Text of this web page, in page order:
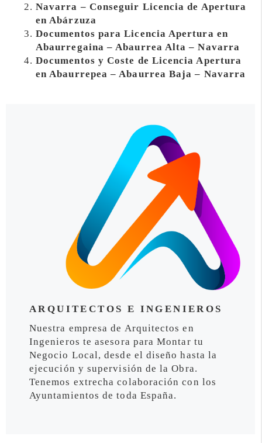
Navarra – Conseguir Licencia de Apertura
en Abárzuza
Documentos para Licencia Apertura en
Abaurregaina – Abaurrea Alta – Navarra
Documentos y Coste de Licencia Apertura
en Abaurrepea – Abaurrea Baja – Navarra
ARQUITECTOS E INGENIEROS
Nuestra empresa de Arquitectos en
Ingenieros te asesora para Montar tu
Negocio Local, desde el diseño hasta la
ejecución y supervisión de la Obra.
Tenemos extrecha colaboración con los
Ayuntamientos de toda España.